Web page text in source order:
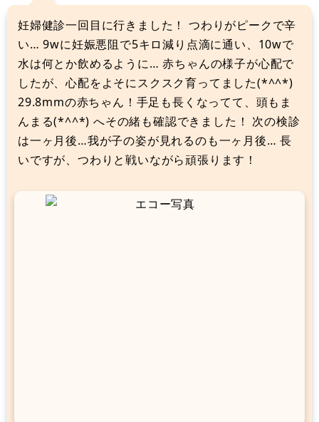
妊婦健診一回目に行きました！ つわりがピークで辛
い… 9wに妊娠悪阻で5キロ減り点滴に通い、10wで
水は何とか飲めるように… 赤ちゃんの様子が心配で
したが、心配をよそにスクスク育ってました(*^^*)
29.8mmの赤ちゃん！手足も長くなってて、頭もま
んまる(*^^*) へその緒も確認できました！ 次の検診
は一ヶ月後…我が子の姿が見れるのも一ヶ月後… 長
いですが、つわりと戦いながら頑張ります！